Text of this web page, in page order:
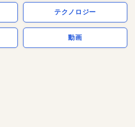
テクノロジー
動画